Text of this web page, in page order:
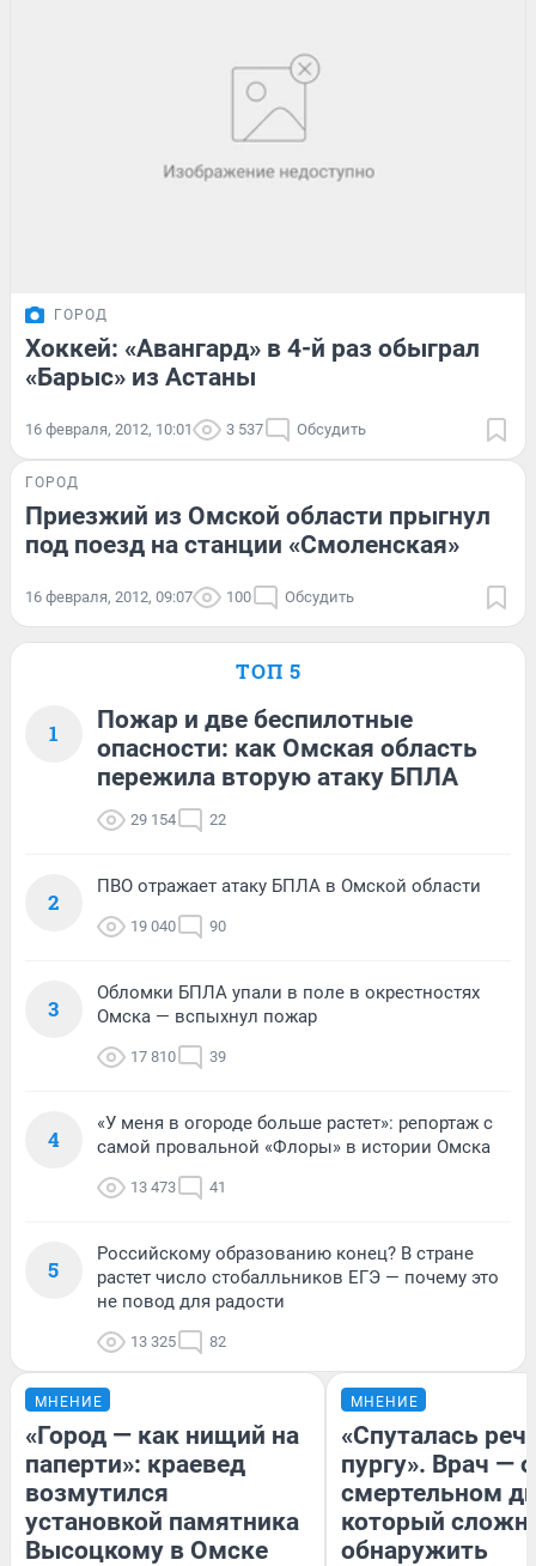
ГОРОД
Хоккей: «Авангард» в 4-й раз обыграл
«Барыс» из Астаны
16 февраля, 2012, 10:01 3 537 Обсудить
ГОРОД
Приезжий из Омской области прыгнул
под поезд на станции «Смоленская»
16 февраля, 2012, 09:07 100 Обсудить
ТОП 5
1
Пожар и две беспилотные
опасности: как Омская область
пережила вторую атаку БПЛА
29 154 22
2
ПВО отражает атаку БПЛА в Омской области
19 040 90
3
Обломки БПЛА упали в поле в окрестностях
Омска — вспыхнул пожар
17 810 39
4
«У меня в огороде больше растет»: репортаж с
самой провальной «Флоры» в истории Омска
13 473 41
5
Российскому образованию конец? В стране
растет число стобалльников ЕГЭ — почему это
не повод для радости
13 325 82
МНЕНИЕ
«Город — как нищий на
паперти»: краевед
возмутился
установкой памятника
Высоцкому в Омске
МНЕНИЕ
«Спуталась
пургу». Врач — о
смертельном
который
обнаружить